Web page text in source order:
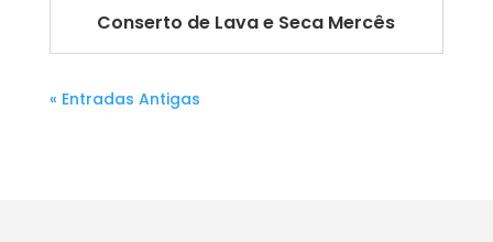
Conserto de Lava e Seca Mercês
« Entradas Antigas